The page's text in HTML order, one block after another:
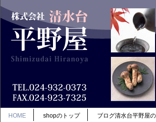
HOME shopのトップ ブログ清水台平野屋